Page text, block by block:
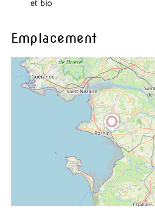
et bio
Emplacement